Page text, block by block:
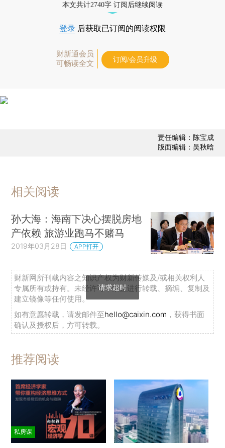
本文共计2740字 订阅后继续阅读
登录 后获取已订阅的阅读权限
财新通会员
可畅读全文
订阅/会员升级
责任编辑：陈宝成
版面编辑：吴秋晗
相关阅读
孙大海：海南下决心摆脱房地
产依赖 旅游业跑马不赌马
2019年03月28日 APP打开
财新网所刊载内容之知识产权为财新传媒及/或相关权利人
专属所有或持有。未经许可，禁止进行转载、摘编、复制及
建立镜像等任何使用。
如有意愿转载，请发邮件至hello@caixin.com ，获得书面
确认及授权后，方可转载。
推荐阅读
私房课
请求超时